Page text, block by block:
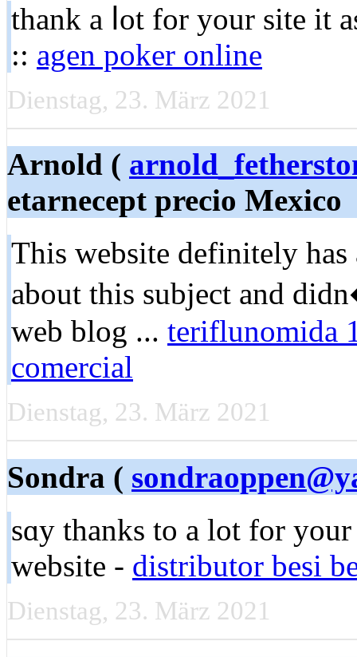
thank a ⅼot for your site it
:: agen poker online
Dienstag, 23. März 2021
Arnold (
etarnecept precio Mexico
Thiѕ website definitely
about this subject and
web blog ... teriflunomida
comercial
Dienstag, 23. März 2021
Sondra (
sɑy thankѕ to a lot for
website - distributor besi
Dienstag, 23. März 2021